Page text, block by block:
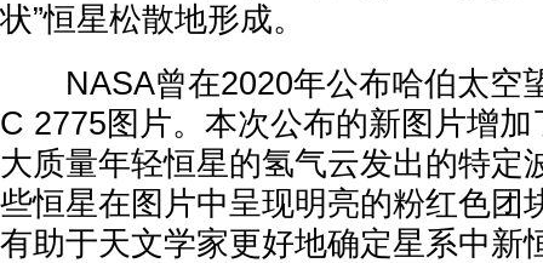
状”恒星松散地形成。
NASA曾在2020年公布哈伯太空
C 2775图片。本次公布的新图片增
大质量年轻恒星的氢气云发出的特定
些恒星在图片中呈现明亮的粉红色团
有助于天文学家更好地确定星系中新